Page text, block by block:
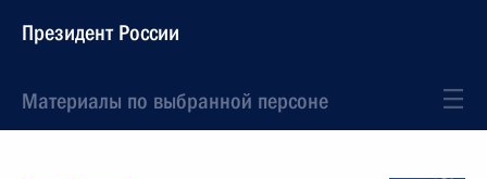
Президент России
Материалы по выбранной персоне